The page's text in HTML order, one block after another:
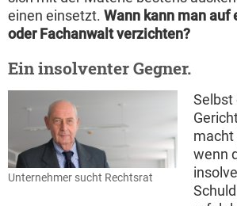
einen einsetzt. Wann kann man auf
oder Fachanwalt verzichten?
Ein insolventer Gegner.
Unternehmer sucht Rechtsrat
Selbst
macht
wenn